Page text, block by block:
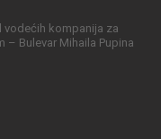
vodećih kompanija za
– Bulevar Mihaila Pupina